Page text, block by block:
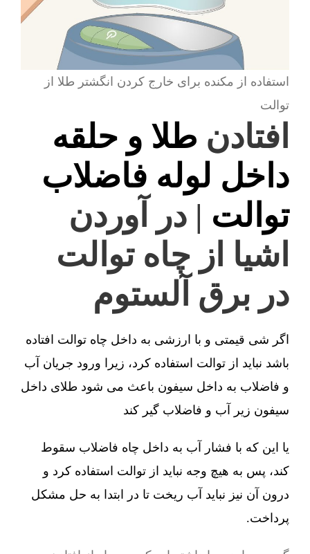
استفاده از مکنده برای خارج کردن انگشتر طلا از
توالت
افتادن طلا و حلقه
داخل لوله فاضلاب
توالت | در آوردن
اشیا از چاه توالت
در برق آلستوم
اگر شی قیمتی و با ارزشی به داخل چاه توالت افتاده
باشد نباید از توالت استفاده کرد، زیرا ورود جریان آب
و فاضلاب به داخل سیفون باعث می شود طلای داخل
سیفون زیر آب و فاضلاب گیر کند
یا این که با فشار آب به داخل چاه فاضلاب سقوط
کند، پس به هیچ وجه نباید از توالت استفاده کرد و
درون آن نیز نباید آب ریخت تا در ابتدا به حل مشکل
پرداخت.